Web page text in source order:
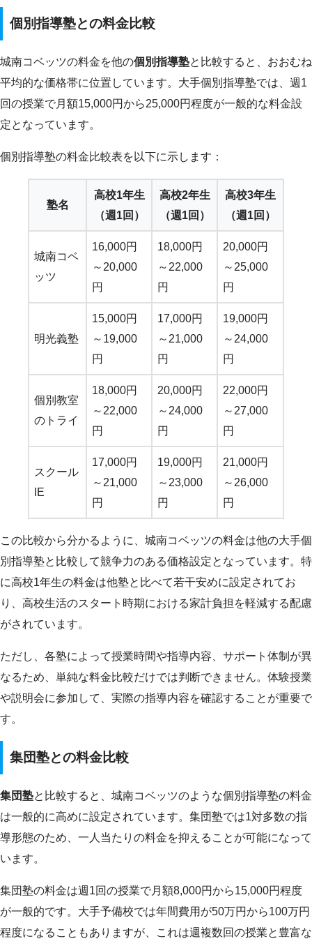
個別指導塾との料金比較
城南コベッツの料金を他の個別指導塾と比較すると、おおむね
平均的な価格帯に位置しています。大手個別指導塾では、週1
回の授業で月額15,000円から25,000円程度が一般的な料金設
定となっています。
個別指導塾の料金比較表を以下に示します：
塾名
高校1年生
（週1回）
高校2年生
（週1回）
高校3年生
（週1回）
城南コベ
ッツ
16,000円
～20,000
円
18,000円
～22,000
円
20,000円
～25,000
円
明光義塾
15,000円
～19,000
円
17,000円
～21,000
円
19,000円
～24,000
円
個別教室
のトライ
18,000円
～22,000
円
20,000円
～24,000
円
22,000円
～27,000
円
スクール
IE
17,000円
～21,000
円
19,000円
～23,000
円
21,000円
～26,000
円
この比較から分かるように、城南コベッツの料金は他の大手個
別指導塾と比較して競争力のある価格設定となっています。特
に高校1年生の料金は他塾と比べて若干安めに設定されてお
り、高校生活のスタート時期における家計負担を軽減する配慮
がされています。
ただし、各塾によって授業時間や指導内容、サポート体制が異
なるため、単純な料金比較だけでは判断できません。体験授業
や説明会に参加して、実際の指導内容を確認することが重要で
す。
集団塾との料金比較
集団塾と比較すると、城南コベッツのような個別指導塾の料金
は一般的に高めに設定されています。集団塾では1対多数の指
導形態のため、一人当たりの料金を抑えることが可能になって
います。
集団塾の料金は週1回の授業で月額8,000円から15,000円程度
が一般的です。大手予備校では年間費用が50万円から100万円
程度になることもありますが、これは週複数回の授業と豊富な